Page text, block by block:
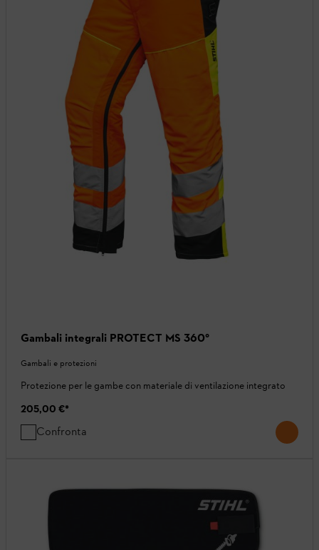
Gambali integrali PROTECT MS 360°
Gambali e protezioni
Protezione per le gambe con materiale di ventilazione integrato
205,00 €*
Confronta